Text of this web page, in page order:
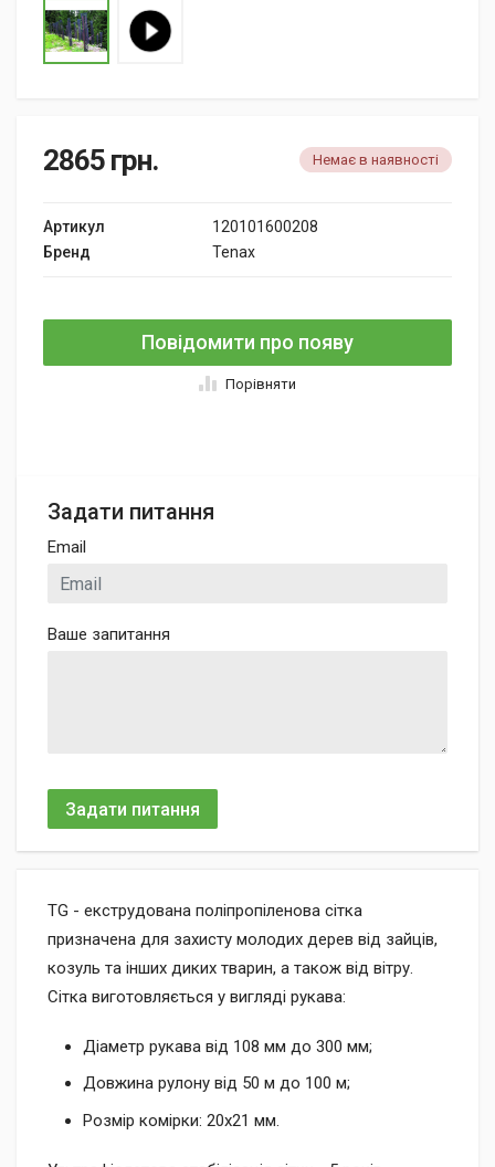
2865 грн. Немає в наявності
Артикул
120101600208
Бренд
Tenax
Повідомити про появу
Порівняти
Задати питання
Email
Ваше запитання
Задати питання
TG - екструдована поліпропіленова сітка
призначена для захисту молодих дерев від зайців,
козуль та інших диких тварин, а також від вітру.
Сітка виготовляється у вигляді рукава:
Діаметр рукава від 108 мм до 300 мм;
Довжина рулону від 50 м до 100 м;
Розмір комірки: 20х21 мм.